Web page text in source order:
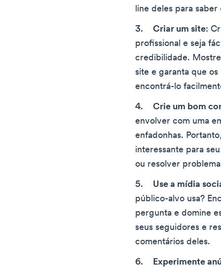
line deles para
Criar um site:
profissional e seja
credibilidade.
site e garanta que os
encontrá-lo
Crie um bom
envolver com uma
enfadonhas.
interessante para
ou resolver
Use a mídia
público-alvo usa?
pergunta e domine
seus seguidores e
comentários deles.
Experimente